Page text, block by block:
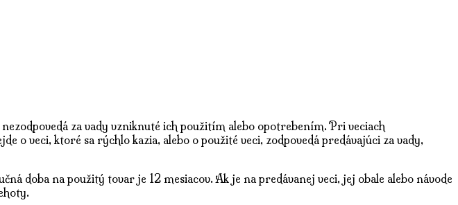
za vady vzniknuté ich použitím alebo opotrebením. Pri veciach
o veci, ktoré sa rýchlo kazia, alebo o použité veci, zodpovedá predávajúci za vady,
doba na použitý tovar je 12 mesiacov. Ak je na predávanej veci, jej obale alebo návode